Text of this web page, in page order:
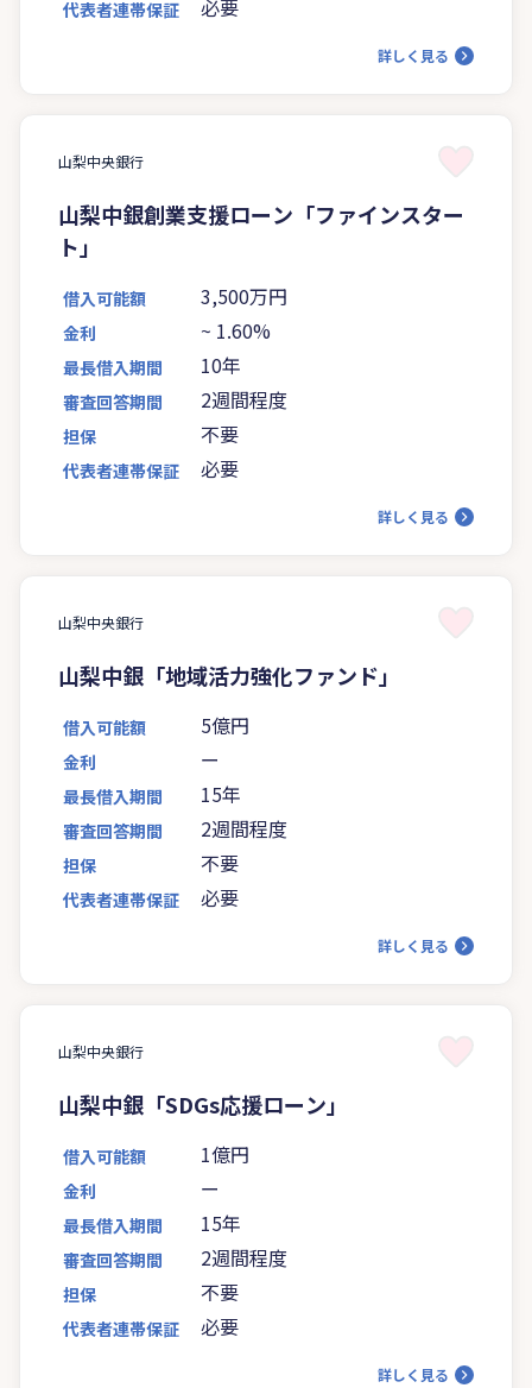
代表者連帯保証 必要
詳しく見る
山梨中央銀行
山梨中銀創業支援ローン「ファインスター
ト」
借入可能額 3,500万円
金利 ~ 1.60%
最長借入期間 10年
審査回答期間 2週間程度
担保 不要
代表者連帯保証 必要
詳しく見る
山梨中央銀行
山梨中銀「地域活力強化ファンド」
借入可能額 5億円
金利 ー
最長借入期間 15年
審査回答期間 2週間程度
担保 不要
代表者連帯保証 必要
詳しく見る
山梨中央銀行
山梨中銀「SDGs応援ローン」
借入可能額 1億円
金利 ー
最長借入期間 15年
審査回答期間 2週間程度
担保 不要
代表者連帯保証 必要
詳しく見る